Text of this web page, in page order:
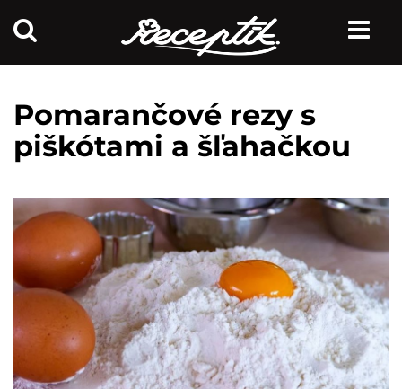
Pomarančové rezy s
piškótami a šľahačkou